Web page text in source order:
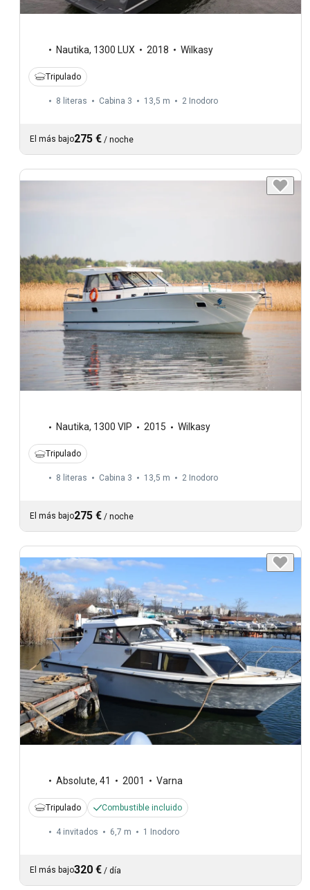
Nautika, 1300 LUX 2018 Wilkasy
Tripulado
8 literas Cabina 3 13,5 m 2 Inodoro
El más bajo275 € / noche
Nautika, 1300 VIP 2015 Wilkasy
Tripulado
8 literas Cabina 3 13,5 m 2 Inodoro
El más bajo275 € / noche
Absolute, 41 2001 Varna
Tripulado Combustible incluido
4 invitados 6,7 m 1 Inodoro
El más bajo320 € / día